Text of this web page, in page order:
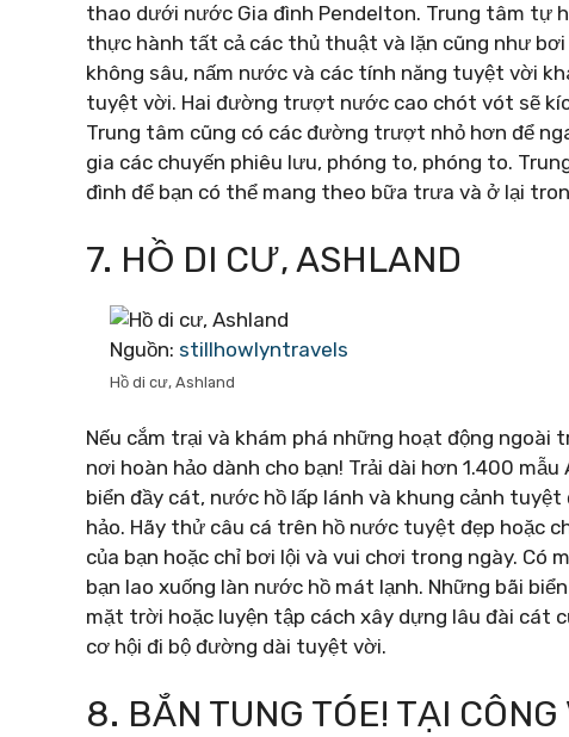
thao dưới nước Gia đình Pendelton. Trung tâm tự
thực hành tất cả các thủ thuật và lặn cũng như
không sâu, nấm nước và các tính năng tuyệt vời
tuyệt vời. Hai đường trượt nước cao chót vót sẽ
Trung tâm cũng có các đường trượt nhỏ hơn để
gia các chuyến phiêu lưu, phóng to, phóng to.
đình để bạn có thể mang theo bữa trưa và ở lại
7. HỒ DI CƯ, ASHLAND
Nguồn: stillhowlyntravels
Hồ di cư, Ashland
Nếu cắm trại và khám phá những hoạt động
nơi hoàn hảo dành cho bạn! Trải dài hơn 1.400
biển đầy cát, nước hồ lấp lánh và khung cảnh
hảo. Hãy thử câu cá trên hồ nước tuyệt đẹp hoặc
của bạn hoặc chỉ bơi lội và vui chơi trong ngày.
bạn lao xuống làn nước hồ mát lạnh. Những bãi
mặt trời hoặc luyện tập cách xây dựng lâu đài cát
cơ hội đi bộ đường dài tuyệt vời.
8. BẮN TUNG TÓE! TẠI